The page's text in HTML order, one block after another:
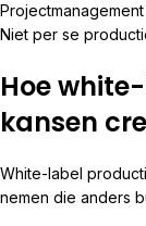
Projectmanagement
Niet per se
Hoe
kansen
White-label
nemen die anders